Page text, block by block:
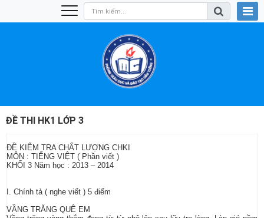
ĐỀ THI HK1 LỚP 3
ĐỀ KIỂM TRA CHẤT LƯỢNG CHKI
MÔN : TIẾNG VIỆT ( Phần viết )
KHỐI 3 Năm học : 2013 – 2014
I. Chính tả ( nghe viết ) 5 điểm
VẦNG TRĂNG QUÊ EM